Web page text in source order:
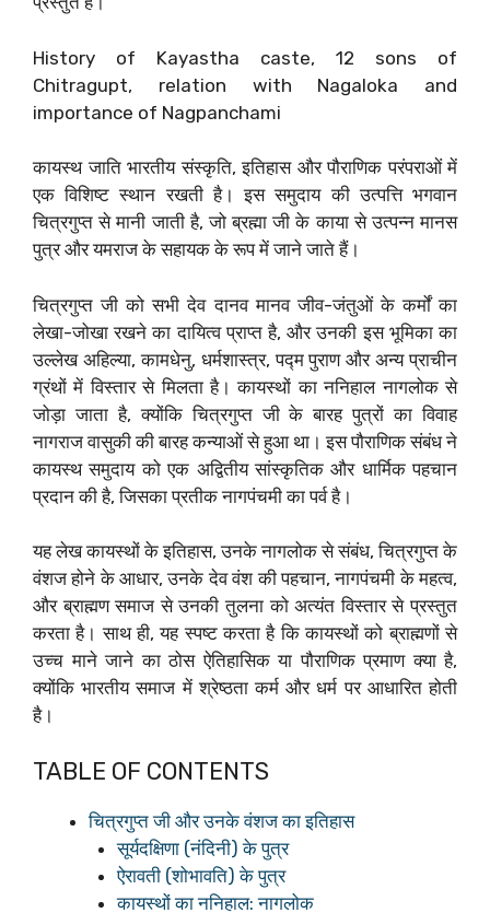
History of Kayastha caste, 12 sons of
Chitragupt, relation with Nagaloka and
importance of Nagpanchami
कायस्थ जाति भारतीय संस्कृति, इतिहास और पौराणिक परंपराओं में
एक विशिष्ट स्थान रखती है। इस समुदाय की उत्पत्ति भगवान
चित्रगुप्त से मानी जाती है, जो ब्रह्मा जी के काया से उत्पन्न मानस
पुत्र और यमराज के सहायक के रूप में जाने जाते हैं।
चित्रगुप्त जी को सभी देव दानव मानव जीव-जंतुओं के कर्मों का
लेखा-जोखा रखने का दायित्व प्राप्त है, और उनकी इस भूमिका का
उल्लेख अहिल्या, कामधेनु, धर्मशास्त्र, पद्म पुराण और अन्य प्राचीन
ग्रंथों में विस्तार से मिलता है। कायस्थों का ननिहाल नागलोक से
जोड़ा जाता है, क्योंकि चित्रगुप्त जी के बारह पुत्रों का विवाह
नागराज वासुकी की बारह कन्याओं से हुआ था। इस पौराणिक संबंध ने
कायस्थ समुदाय को एक अद्वितीय सांस्कृतिक और धार्मिक पहचान
प्रदान की है, जिसका प्रतीक नागपंचमी का पर्व है।
यह लेख कायस्थों के इतिहास, उनके नागलोक से संबंध, चित्रगुप्त के
वंशज होने के आधार, उनके देव वंश की पहचान, नागपंचमी के महत्व,
और ब्राह्मण समाज से उनकी तुलना को अत्यंत विस्तार से प्रस्तुत
करता है। साथ ही, यह स्पष्ट करता है कि कायस्थों को ब्राह्मणों से
उच्च माने जाने का ठोस ऐतिहासिक या पौराणिक प्रमाण क्या है,
क्योंकि भारतीय समाज में श्रेष्ठता कर्म और धर्म पर आधारित होती
है।
TABLE OF CONTENTS
चित्रगुप्त जी और उनके वंशज का इतिहास
सूर्यदक्षिणा (नंदिनी) के पुत्र
ऐरावती (शोभावति) के पुत्र
कायस्थों का ननिहाल: नागलोक